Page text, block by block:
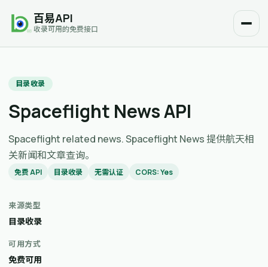
百易API
收录可用的免费接口
目录收录
Spaceflight News API
Spaceflight related news. Spaceflight News 提供航天相
关新闻和文章查询。
免费 API 目录收录 无需认证 CORS: Yes
来源类型
目录收录
可用方式
免费可用